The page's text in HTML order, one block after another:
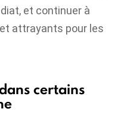
et continuer à
attrayants pour les
certains